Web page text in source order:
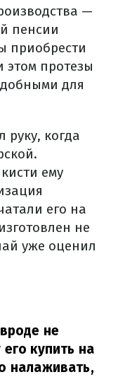
—
пенсии
приобрести
протезы
для
руку, когда
ему
его на
не
уже оценил
не
купить на
налаживать,